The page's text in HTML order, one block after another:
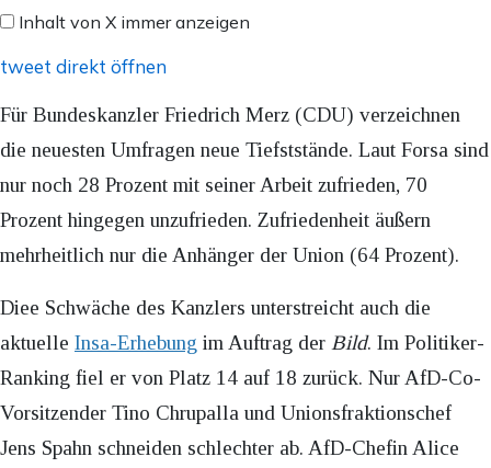
anzeigen
Inhalt von X immer anzeigen
tweet direkt öffnen
Für Bundeskanzler Friedrich Merz (CDU) verzeichnen
die neuesten Umfragen neue Tiefststände. Laut Forsa sind
nur noch 28 Prozent mit seiner Arbeit zufrieden, 70
Prozent hingegen unzufrieden. Zufriedenheit äußern
mehrheitlich nur die Anhänger der Union (64 Prozent).
Diee Schwäche des Kanzlers unterstreicht auch die
aktuelle Insa-Erhebung im Auftrag der Bild. Im Politiker-
Ranking fiel er von Platz 14 auf 18 zurück. Nur AfD-Co-
Vorsitzender Tino Chrupalla und Unionsfraktionschef
Jens Spahn schneiden schlechter ab. AfD-Chefin Alice